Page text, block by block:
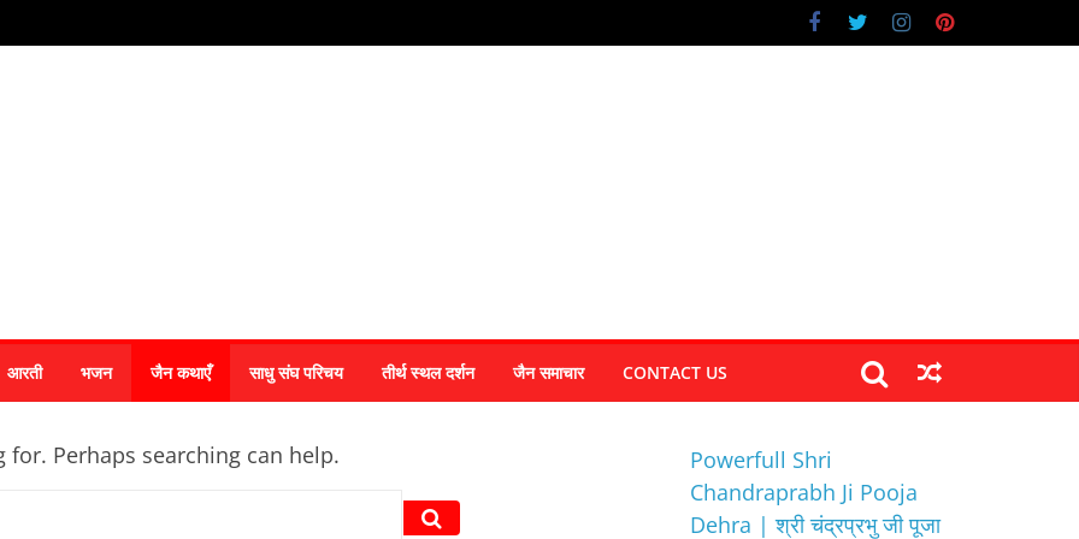
आरती भजन जैन कथाएँ साधु संघ परिचय तीर्थ स्थल दर्शन जैन समाचार CONTACT US
for. Perhaps searching can help.
Powerfull Shri
Chandraprabh Ji Pooja
Dehra | श्री चंद्रप्रभु जी पूजा